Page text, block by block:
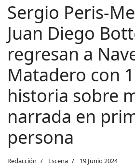
Sergio Peris-
Juan Diego
regresan a
Matadero con
historia sobre
narrada en
persona
Redacción Escena 19 Junio 2024